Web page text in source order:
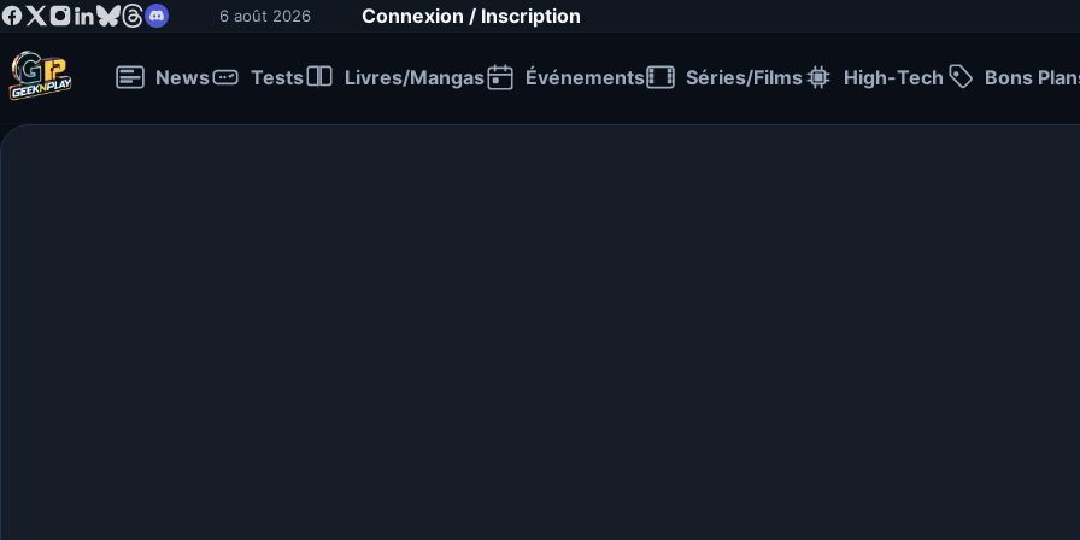
6 août 2026 Connexion / Inscription
News Tests Livres/Mangas Événements Séries/Films High-Tech Bons